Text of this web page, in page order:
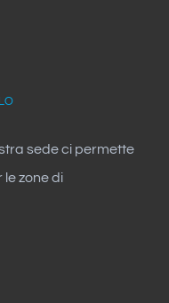
sede ci permette
le zone di